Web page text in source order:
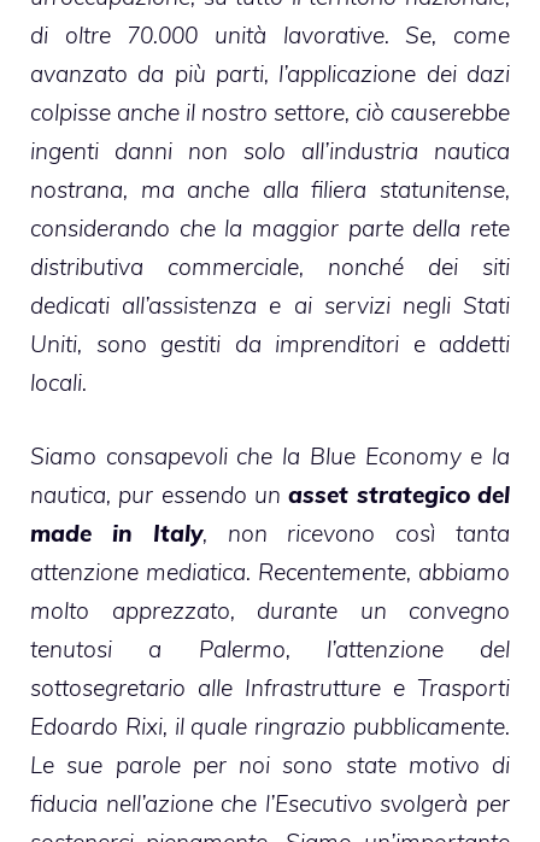
di oltre 70.000 unità lavorative. Se, come
avanzato da più parti, l’applicazione dei dazi
colpisse anche il nostro settore, ciò causerebbe
ingenti danni non solo all’industria nautica
nostrana, ma anche alla filiera statunitense,
considerando che la maggior parte della rete
distributiva commerciale, nonché dei siti
dedicati all’assistenza e ai servizi negli Stati
Uniti, sono gestiti da imprenditori e addetti
locali.
Siamo consapevoli che la Blue Economy e la
nautica, pur essendo unasset strategico del
made in Italy, non ricevono così tanta
attenzione mediatica. Recentemente, abbiamo
molto apprezzato, durante un convegno
tenutosi a Palermo, l’attenzione del
sottosegretario alle Infrastrutture e Trasporti
Edoardo Rixi, il quale ringrazio pubblicamente.
Le sue parole per noi sono state motivo di
fiducia nell’azione che l’Esecutivo svolgerà per